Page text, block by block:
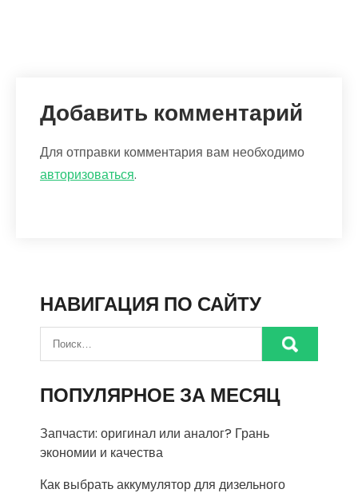
Добавить комментарий
Для отправки комментария вам необходимо
авторизоваться.
НАВИГАЦИЯ ПО САЙТУ
ПОПУЛЯРНОЕ ЗА МЕСЯЦ
Запчасти: оригинал или аналог? Грань
экономии и качества
Как выбрать аккумулятор для дизельного